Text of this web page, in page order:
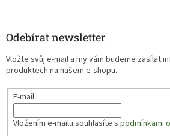
Odebírat newsletter
Vložte svůj e-mail a my vám budeme zasílat
produktech na našem e-shopu.
E-mail
Vložením e-mailu souhlasíte s podmínkami